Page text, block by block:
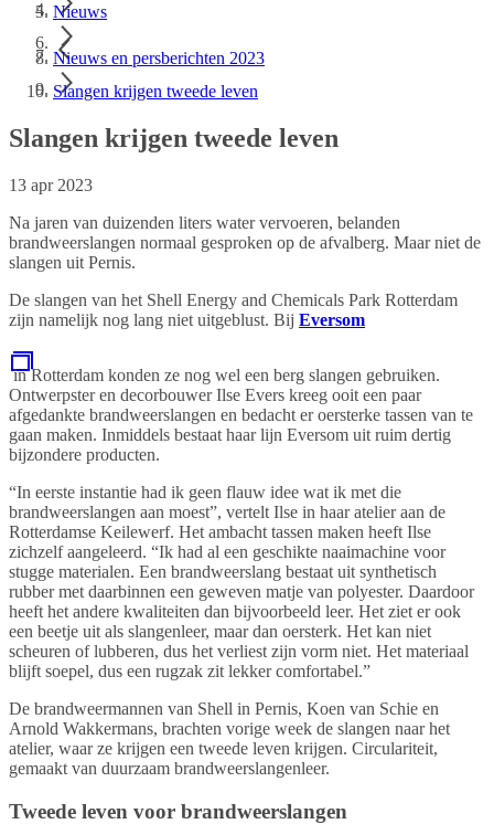
Nieuws
Nieuws en persberichten 2023
Slangen krijgen tweede leven
Slangen krijgen tweede leven
13 apr 2023
Na jaren van duizenden liters water vervoeren, belanden
brandweerslangen normaal gesproken op de afvalberg. Maar niet de
slangen uit Pernis.
De slangen van het Shell Energy and Chemicals Park Rotterdam
zijn namelijk nog lang niet uitgeblust. Bij Eversom
in Rotterdam konden ze nog wel een berg slangen gebruiken.
Ontwerpster en decorbouwer Ilse Evers kreeg ooit een paar
afgedankte brandweerslangen en bedacht er oersterke tassen van te
gaan maken. Inmiddels bestaat haar lijn Eversom uit ruim dertig
bijzondere producten.
“In eerste instantie had ik geen flauw idee wat ik met die
brandweerslangen aan moest”, vertelt Ilse in haar atelier aan de
Rotterdamse Keilewerf. Het ambacht tassen maken heeft Ilse
zichzelf aangeleerd. “Ik had al een geschikte naaimachine voor
stugge materialen. Een brandweerslang bestaat uit synthetisch
rubber met daarbinnen een geweven matje van polyester. Daardoor
heeft het andere kwaliteiten dan bijvoorbeeld leer. Het ziet er ook
een beetje uit als slangenleer, maar dan oersterk. Het kan niet
scheuren of lubberen, dus het verliest zijn vorm niet. Het materiaal
blijft soepel, dus een rugzak zit lekker comfortabel.”
De brandweermannen van Shell in Pernis, Koen van Schie en
Arnold Wakkermans, brachten vorige week de slangen naar het
atelier, waar ze krijgen een tweede leven krijgen. Circulariteit,
gemaakt van duurzaam brandweerslangenleer.
Tweede leven voor brandweerslangen